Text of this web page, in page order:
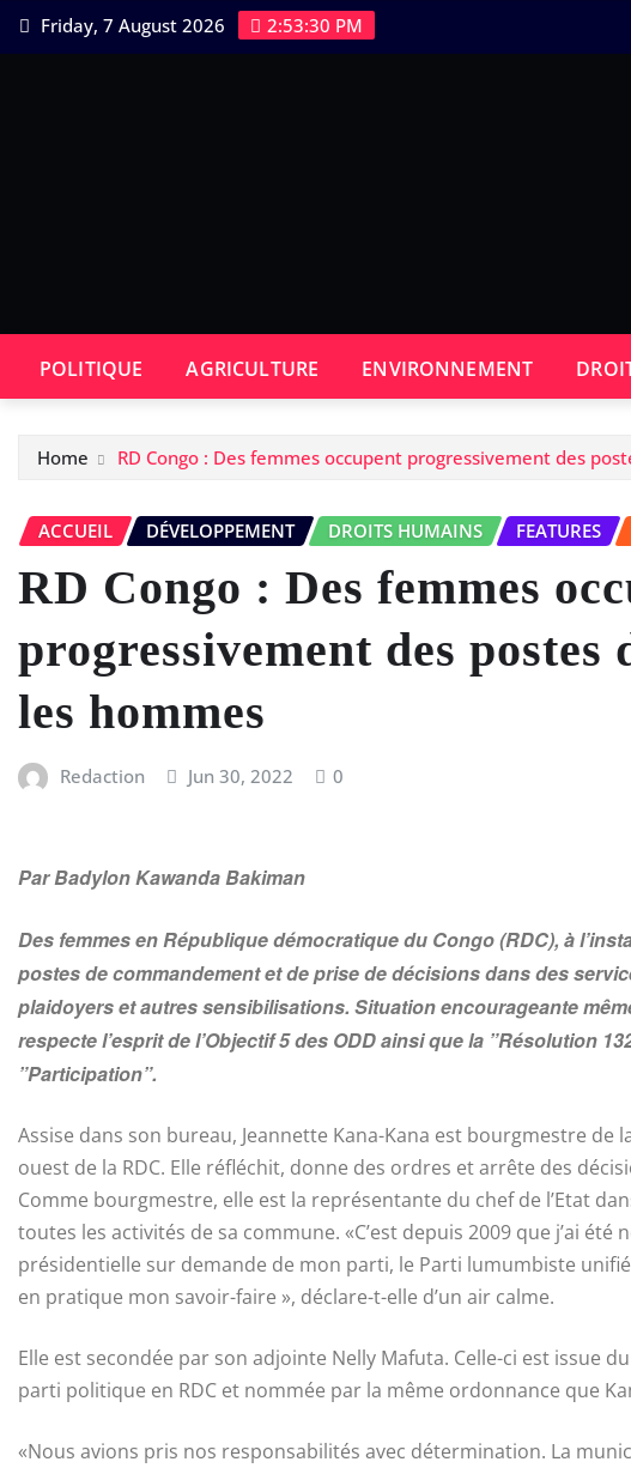
Skip Friday, 7 August 2026 2:53:31 PM
POLITIQUE AGRICULTURE ENVIRONNEMENT
Home RD Congo : Des femmes occupent progressivement des
ACCUEIL DÉVELOPPEMENT DROITS HUMAINS FEATURES
RD Congo : Des femmes
progressivement des postes
les hommes
Redaction Jun 30, 2022 0
Par Badylon Kawanda Bakiman
Des femmes en République démocratique du Congo (RDC), à
postes de commandement et de prise de décisions dans des
plaidoyers et autres sensibilisations. Situation encourageante
respecte l’esprit de l’Objectif 5 des ODD ainsi que la ”Résolution
”Participation”.
Assise dans son bureau, Jeannette Kana-Kana est bourgmestre
ouest de la RDC. Elle réfléchit, donne des ordres et arrête des
Comme bourgmestre, elle est la représentante du chef de l’Etat
toutes les activités de sa commune. «C’est depuis 2009 que j’ai
présidentielle sur demande de mon parti, le Parti lumumbiste
en pratique mon savoir-faire », déclare-t-elle d’un air calme.
Elle est secondée par son adjointe Nelly Mafuta. Celle-ci est issue
parti politique en RDC et nommée par la même ordonnance que
«Nous avions pris nos responsabilités avec détermination. La